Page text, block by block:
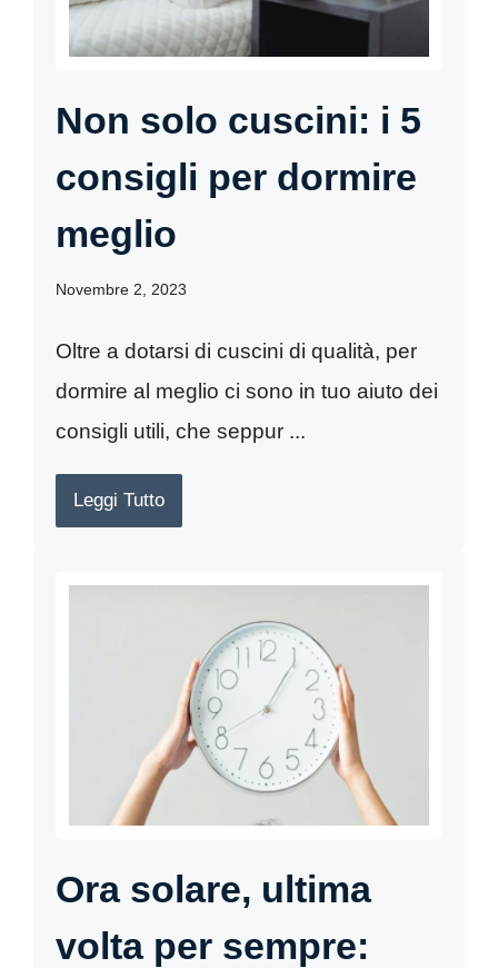
Non solo cuscini: i 5
consigli per dormire
meglio
Novembre 2, 2023
Oltre a dotarsi di cuscini di qualità, per
dormire al meglio ci sono in tuo aiuto dei
consigli utili, che seppur ...
Leggi Tutto
Ora solare, ultima
volta per sempre: